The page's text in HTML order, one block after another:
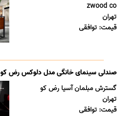
zwood co
تهران
قیمت: توافقی
صندلی سینمای خانگی مدل دلوکس رض کو
گسترش مبلمان آسیا رض کو
تهران
قیمت: توافقی